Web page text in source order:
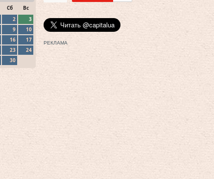
Сб
Вс
2
3
9
10
16
17
23
24
30
РЕКЛАМА